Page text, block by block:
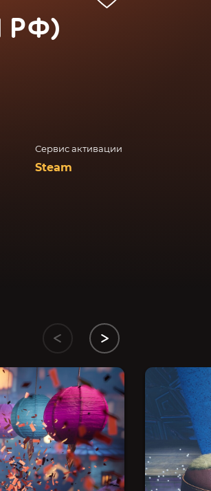
РФ)
Сервис активации
Steam